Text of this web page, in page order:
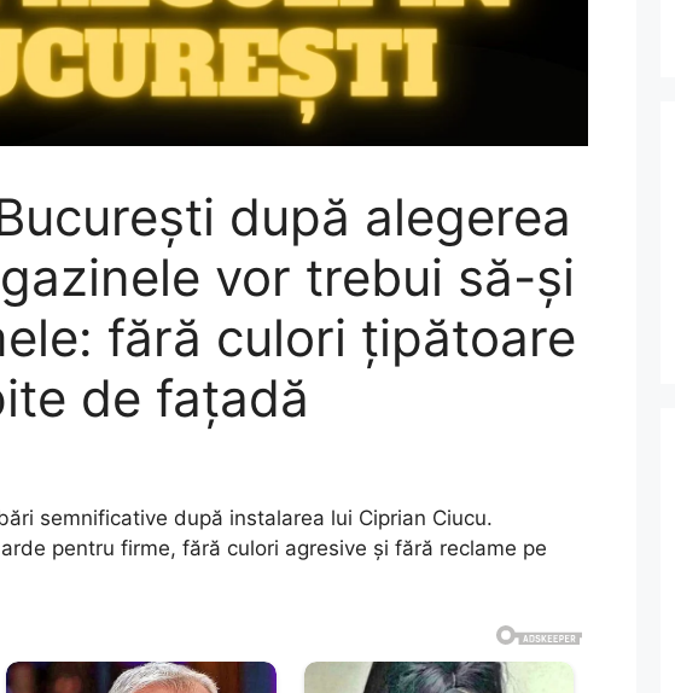
după alegerea
vor trebui să-și
fără culori țipătoare
de fațadă
semnificative după instalarea lui Ciprian Ciucu.
pentru firme, fără culori agresive și fără reclame pe